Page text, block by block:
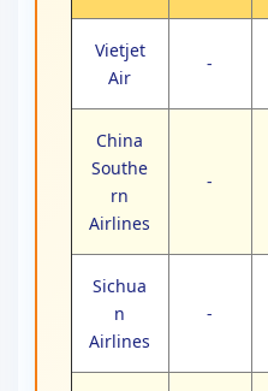
Vietjet
Air
-
China
Southe
rn
Airlines
-
Sichua
n
Airlines
-